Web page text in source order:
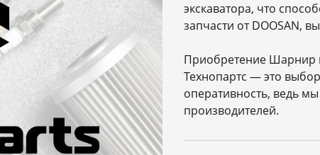
экскаватора, что
запчасти от DOOSAN,
Приобретение Шарнир в
Технопартс — это
оперативность, ведь
производителей.